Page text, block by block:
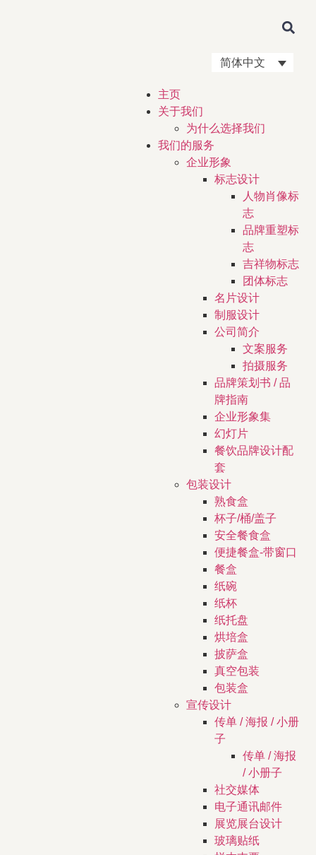
简体中文
主页
关于我们
为什么选择我们
我们的服务
企业形象
标志设计
人物肖像标
志
品牌重塑标
志
吉祥物标志
团体标志
名片设计
制服设计
公司简介
文案服务
拍摄服务
品牌策划书 / 品
牌指南
企业形象集
幻灯片
餐饮品牌设计配
套
包装设计
熟食盒
杯子/桶/盖子
安全餐食盒
便捷餐盒-带窗口
餐盒
纸碗
纸杯
纸托盘
烘培盒
披萨盒
真空包装
包装盒
宣传设计
传单 / 海报 / 小册
子
传单 / 海报
/ 小册子
社交媒体
电子通讯邮件
展览展台设计
玻璃贴纸